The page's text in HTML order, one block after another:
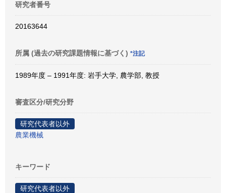
研究者番号
20163644
所属 (過去の研究課題情報に基づく) *注記
1989年度 – 1991年度: 岩手大学, 農学部, 教授
審査区分/研究分野
研究代表者以外
農業機械
キーワード
研究代表者以外